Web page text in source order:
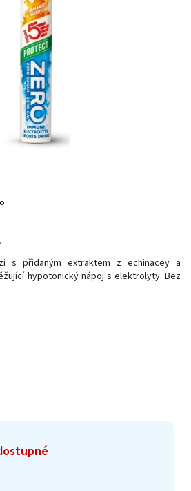
s přidaným extraktem z echinacey a
hypotonický nápoj s elektrolyty. Bez